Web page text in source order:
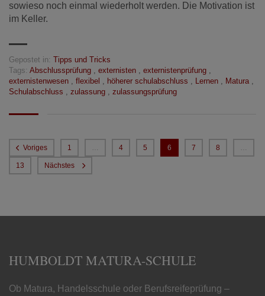
sowieso noch einmal wiederholt werden. Die Motivation ist
im Keller.
Gepostet in: Tipps und Tricks
Tags: Abschlussprüfung , externisten , externistenprüfung ,
externistenwesen , flexibel , höherer schulabschluss , Lernen , Matura ,
Schulabschluss , zulassung , zulassungsprüfung
Voriges 1 … 4 5 6 7 8 …
13 Nächstes
HUMBOLDT MATURA-SCHULE
Ob Matura, Handelsschule oder Berufsreifeprüfung –